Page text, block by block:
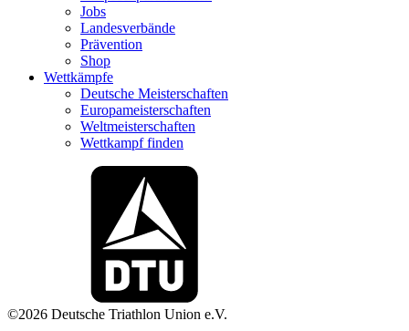
Jobs
Landesverbände
Prävention
Shop
Wettkämpfe
Deutsche Meisterschaften
Europameisterschaften
Weltmeisterschaften
Wettkampf finden
©2026 Deutsche Triathlon Union e.V.